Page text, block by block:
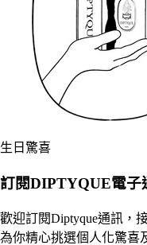
生日驚喜
訂閱DIPTYQUE電子
歡迎訂閱Diptyque通訊，
為你精心挑選個人化驚喜